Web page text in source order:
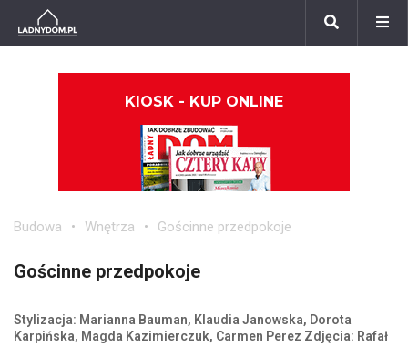
KIOSK - KUP ONLINE
Budowa Wnętrza Gościnne przedpokoje
Gościnne przedpokoje
Stylizacja: Marianna Bauman, Klaudia Janowska, Dorota
Karpińska, Magda Kazimierczuk, Carmen Perez Zdjęcia: Rafał